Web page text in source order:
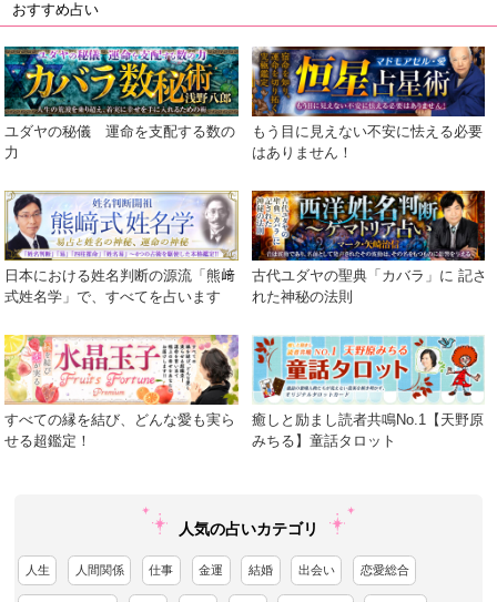
おすすめ占い
ユダヤの秘儀 運命を支配する数の
力
もう目に見えない不安に怯える必要
はありません！
日本における姓名判断の源流「熊﨑
式姓名学」で、すべてを占います
古代ユダヤの聖典「カバラ」に 記さ
れた神秘の法則
すべての縁を結び、どんな愛も実ら
せる超鑑定！
癒しと励まし読者共鳴No.1【天野原
みちる】童話タロット
人気の占いカテゴリ
人生 人間関係 仕事 金運 結婚 出会い 恋愛総合